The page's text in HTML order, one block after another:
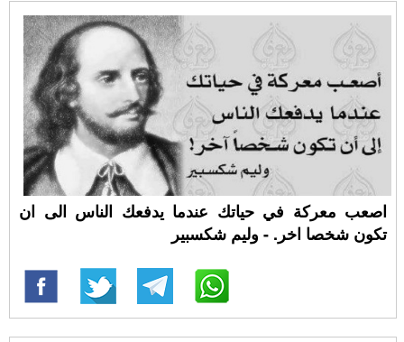
اصعب معركة في حياتك عندما يدفعك الناس الى ان
تكون شخصا اخر. - وليم شكسبير